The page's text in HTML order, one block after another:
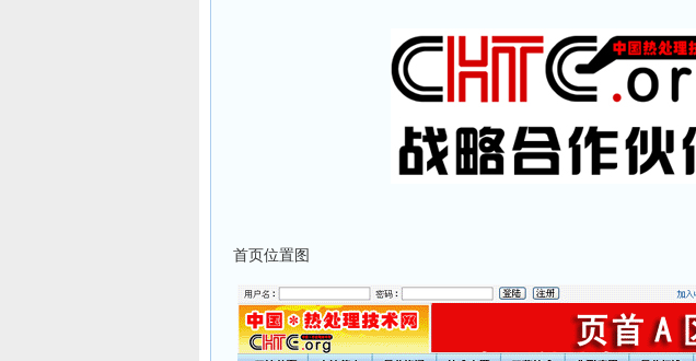
首页位置图